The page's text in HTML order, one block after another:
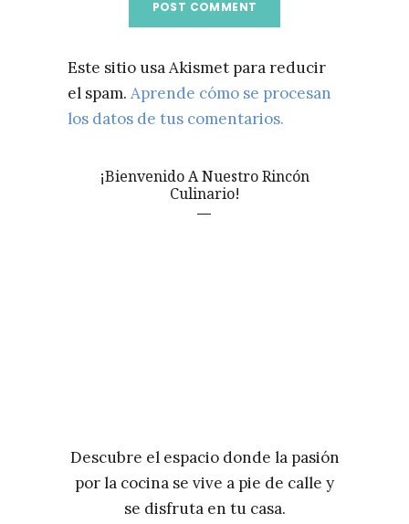
Este sitio usa Akismet para reducir
el spam. Aprende cómo se procesan
los datos de tus comentarios.
¡Bienvenido A Nuestro Rincón
Culinario!
Descubre el espacio donde la pasión
por la cocina se vive a pie de calle y
se disfruta en tu casa.